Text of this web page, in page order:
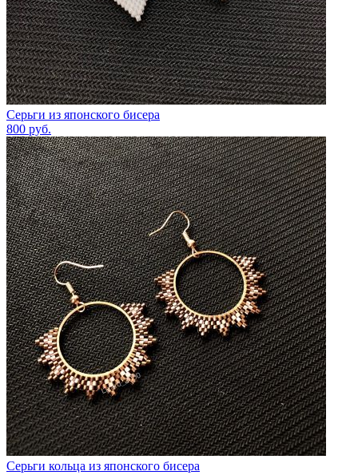
Серьги из японского бисера
800 руб.
Серьги кольца из японского бисера